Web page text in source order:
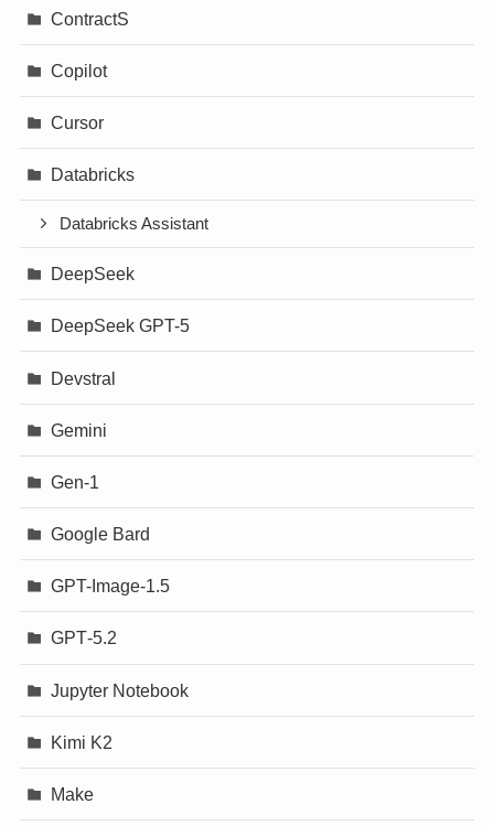
ContractS
Copilot
Cursor
Databricks
Databricks Assistant
DeepSeek
DeepSeek GPT-5
Devstral
Gemini
Gen-1
Google Bard
GPT-Image-1.5
GPT‐5.2
Jupyter Notebook
Kimi K2
Make